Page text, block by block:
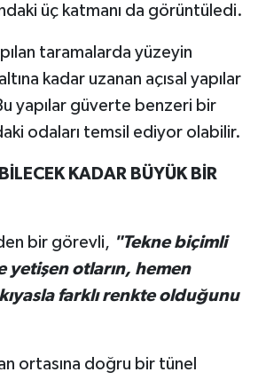
üç katmanı da görüntüledi.
taramalarda yüzeyin
kadar uzanan açısal yapılar
yapılar güverte benzeri bir
odaları temsil ediyor olabilir.
KADAR BÜYÜK BİR
bir görevli, "Tekne biçimli
yetişen otların, hemen
farklı renkte olduğunu
ortasına doğru bir tünel